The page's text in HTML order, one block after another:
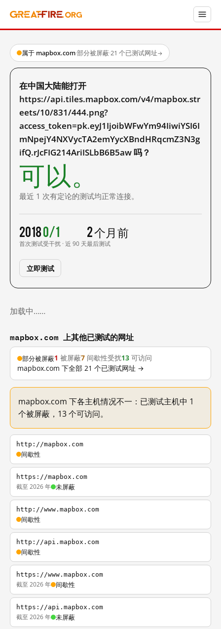
属于 mapbox.com·部分被屏蔽·21 个已测试网址→
在中国大陆能打开
https://api.tiles.mapbox.com/v4/mapbox.str
eets/10/831/444.png?
access_token=pk.eyJ1IjoibWFwYm94IiwiYSI6I
mNpejY4NXVycTA2emYycXBndHRqcmZ3N3g
ifQ.rJcFIG214AriISLbB6B5aw 吗？
可以。
最近 1 次有定论的测试均正常连接。
2018
首次测试
0/1
受干扰 · 近 90 天
2 个月前
最后测试
立即测试
加载中……
mapbox.com 上其他已测试的网址
部分被屏蔽1 被屏蔽7 间歇性受扰13 可访问
mapbox.com 下全部 21 个已测试网址 →
mapbox.com 下各主机情况不一：已测试主机中 1
个被屏蔽，13 个可访问。
http://mapbox.com
间歇性
https://mapbox.com
截至 2026 年 未屏蔽
http://www.mapbox.com
间歇性
http://api.mapbox.com
间歇性
https://www.mapbox.com
截至 2026 年 间歇性
https://api.mapbox.com
截至 2026 年 未屏蔽